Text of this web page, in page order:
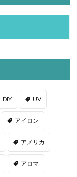
DIY UV
アイロン
アメリカ
アロマ